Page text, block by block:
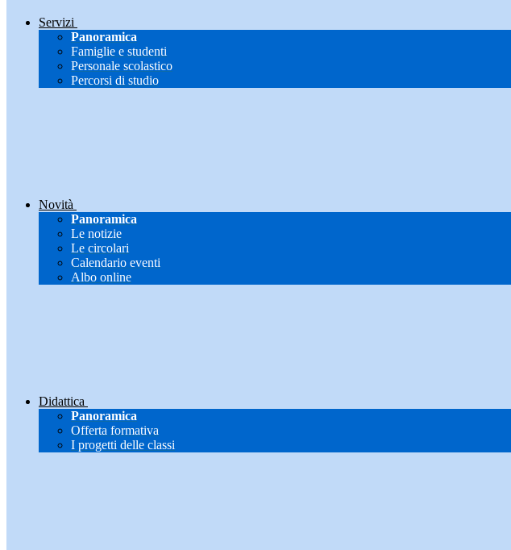
Servizi
Panoramica
Famiglie e studenti
Personale scolastico
Percorsi di studio
Novità
Panoramica
Le notizie
Le circolari
Calendario eventi
Albo online
Didattica
Panoramica
Offerta formativa
I progetti delle classi